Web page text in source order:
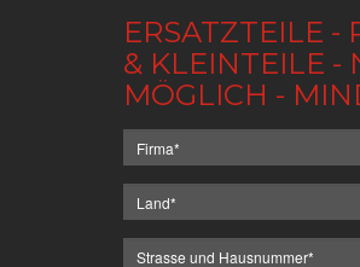
ERSATZTEILE -
& KLEINTEILE -
MÖGLICH -